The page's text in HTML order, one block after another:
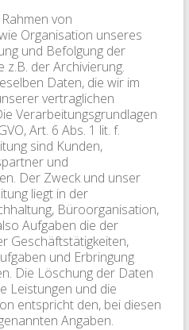
von
Organisation unseres
und Befolgung der
z.B. der Archivierung.
Daten, die wir im
vertraglichen
Verarbeitungsgrundlagen
Art. 6 Abs. 1 lit. f.
sind Kunden,
und
Der Zweck und unser
liegt in der
Büroorganisation,
Aufgaben die der
Geschäftstätigkeiten,
und Erbringung
Die Löschung der Daten
Leistungen und die
entspricht den, bei diesen
Angaben.